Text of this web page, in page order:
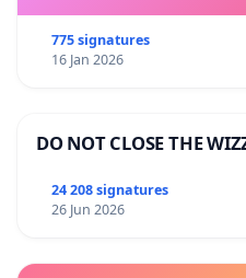
775 signatures
16 Jan 2026
DO NOT CLOSE THE
24 208 signatures
26 Jun 2026